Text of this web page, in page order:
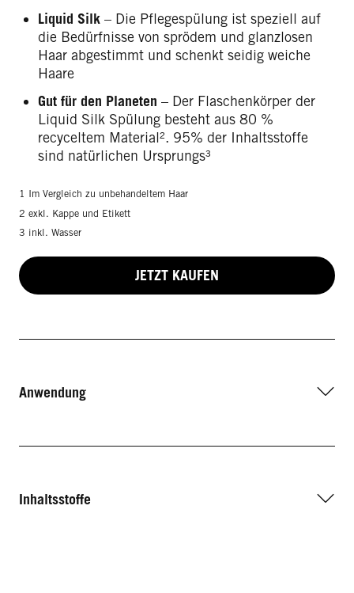
Liquid Silk – Die Pflegespülung ist speziell auf
die Bedürfnisse von sprödem und glanzlosen
Haar abgestimmt und schenkt seidig weiche
Haare
Gut für den Planeten – Der Flaschenkörper der
Liquid Silk Spülung besteht aus 80 %
recyceltem Material². 95% der Inhaltsstoffe
sind natürlichen Ursprungs³
1 Im Vergleich zu unbehandeltem Haar
2 exkl. Kappe und Etikett
3 inkl. Wasser
JETZT KAUFEN
Anwendung
Inhaltsstoffe